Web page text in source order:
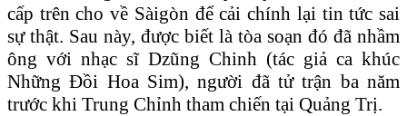
cấp trên cho về Sàigòn để cải chính lại tin tức sai
sự thật. Sau này, được biết là tòa soạn đó đã nhầm
ông với nhạc sĩ Dzũng Chinh (tác giả ca khúc
Những Đồi Hoa Sim), người đã tử trận ba năm
trước khi Trung Chỉnh tham chiến tại Quảng Trị.